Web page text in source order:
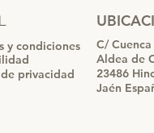
y condiciones
privacidad
C/ Cuenca
Aldea de
23486
Jaén